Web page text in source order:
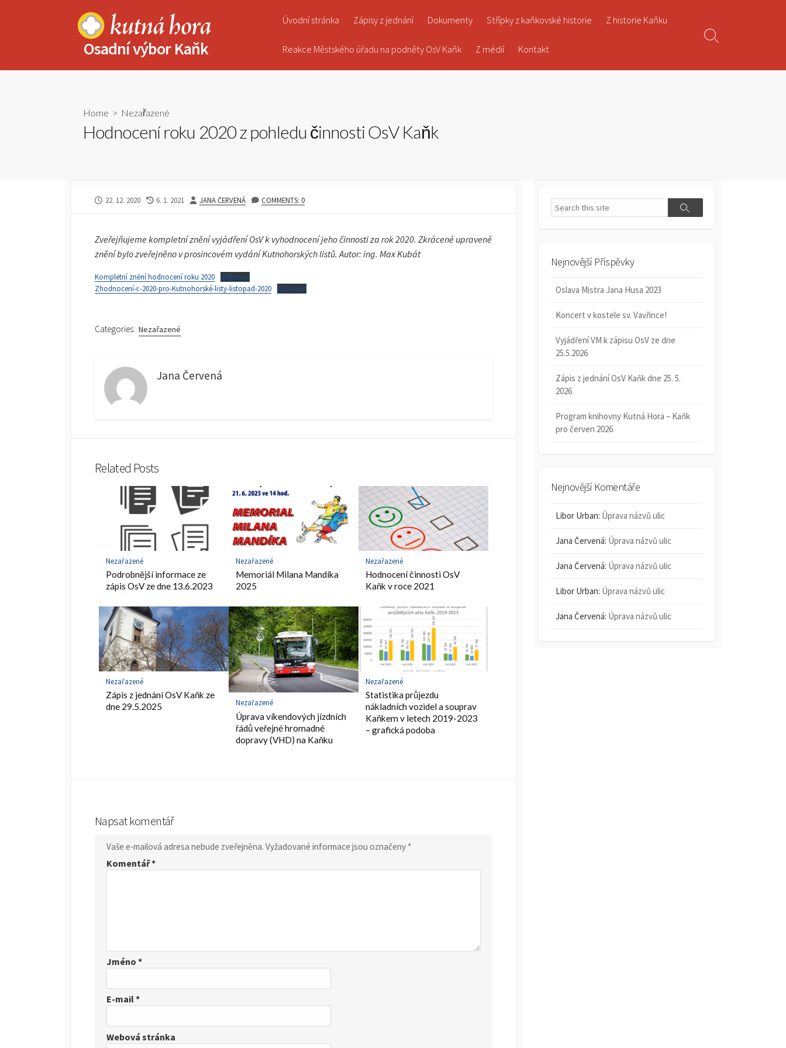
Osadní výbor Kaňk
Úvodní stránka Zápisy z jednání Dokumenty Střípky z kaňkovské historie Z historie Kaňku
Reakce Městského úřadu na podněty OsV Kaňk Z médií Kontakt
Search
Home > Nezařazené
Hodnocení roku 2020 z pohledu činnosti OsV Kaňk
PUBLISHED
22. 12. 2020
LAST
6. 1. 2021 AUTHOR
JANA ČERVENÁ COMMENTS: 0
Zveřejňujeme kompletní znění vyjádření OsV k vyhodnocení jeho činnosti za rok 2020. Zkrácené upravené
znění bylo zveřejněno v prosincovém vydání Kutnohorských listů. Autor: ing. Max Kubát
Kompletní znění hodnocení roku 2020
Stáhnout
Zhodnocení-r.-2020-pro-Kutnohorské-listy-listopad-2020
Stáhnout
Categories: Nezařazené
Jana Červená
Related Posts
Nezařazené
Podrobnější informace ze
zápis OsV ze dne 13.6.2023
Nezařazené
Memoriál Milana Mandíka
2025
Nezařazené
Hodnocení činnosti OsV
Kaňk v roce 2021
Nezařazené
Zápis z jednání OsV Kaňk ze
dne 29.5.2025
Nezařazené
Úprava víkendových jízdních
řádů veřejné hromadné
dopravy (VHD) na Kaňku
Nezařazené
Statistika průjezdu
nákladních vozidel a souprav
Kaňkem v letech 2019-2023
– grafická podoba
Napsat komentář
Vaše e-mailová adresa nebude zveřejněna. Vyžadované informace jsou označeny *
Komentář*
Jméno *
E-mail*
Webová stránka
Search
Search
Nejnovější Příspěvky
Oslava Mistra Jana Husa 2023
Koncert v kostele sv. Vavřince!
Vyjádření VM k zápisu OsV ze dne
25.5.2026
Zápis z jednání OsV Kaňk dne 25. 5.
2026
Program knihovny Kutná Hora – Kaňk
pro červen 2026
Nejnovější Komentáře
Libor Urban: Úprava názvů ulic
Jana Červená: Úprava názvů ulic
Jana Červená: Úprava názvů ulic
Libor Urban: Úprava názvů ulic
Jana Červená: Úprava názvů ulic